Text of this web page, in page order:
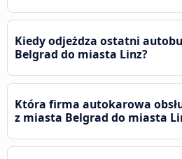
Kiedy odjeżdza ostatni
Belgrad do miasta Linz?
Która firma autokarowa
z miasta Belgrad do miasta